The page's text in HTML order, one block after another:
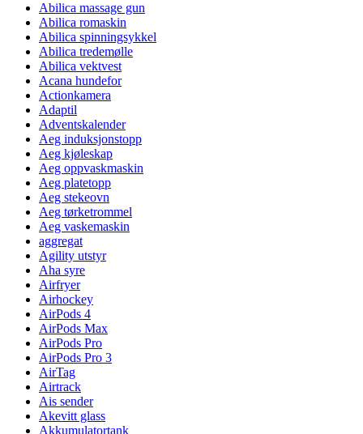
Abilica massage gun
Abilica romaskin
Abilica spinningsykkel
Abilica tredemølle
Abilica vektvest
Acana hundefor
Actionkamera
Adaptil
Adventskalender
Aeg induksjonstopp
Aeg kjøleskap
Aeg oppvaskmaskin
Aeg platetopp
Aeg stekeovn
Aeg tørketrommel
Aeg vaskemaskin
aggregat
Agility utstyr
Aha syre
Airfryer
Airhockey
AirPods 4
AirPods Max
AirPods Pro
AirPods Pro 3
AirTag
Airtrack
Ais sender
Akevitt glass
Akkumulatortank